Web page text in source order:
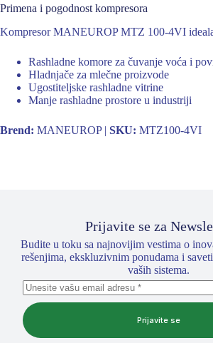
Primena i pogodnost kompresora
Kompresor MANEUROP MTZ 100-4VI
Rashladne komore za čuvanje voća i
Hladnjače za mlečne proizvode
Ugostiteljske rashladne vitrine
Manje rashladne prostore u industriji
Brend: MANEUROP | SKU: MTZ100-4VI
Prijavite se za
Budite u toku sa najnovijim vestima o
rešenjima, ekskluzivnim ponudama i
vaših sistema.
Prijavite se